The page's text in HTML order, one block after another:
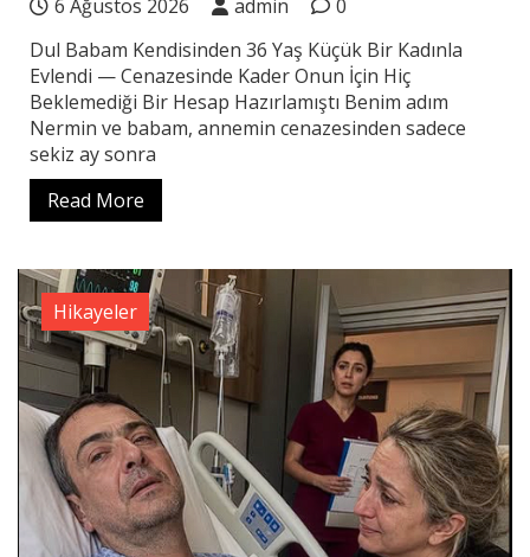
6 Ağustos 2026 admin
0
Dul Babam Kendisinden 36 Yaş Küçük Bir Kadınla
Evlendi — Cenazesinde Kader Onun İçin Hiç
Beklemediği Bir Hesap Hazırlamıştı Benim adım
Nermin ve babam, annemin cenazesinden sadece
sekiz ay sonra
Read More
Hikayeler